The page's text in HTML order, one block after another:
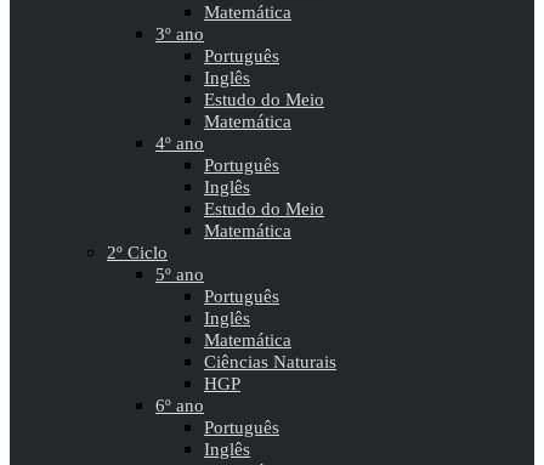
Matemática
3º ano
Português
Inglês
Estudo do Meio
Matemática
4º ano
Português
Inglês
Estudo do Meio
Matemática
2º Ciclo
5º ano
Português
Inglês
Matemática
Ciências Naturais
HGP
6º ano
Português
Inglês